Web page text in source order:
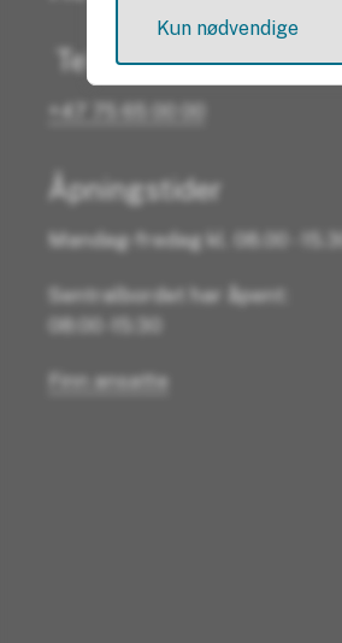
Telefon
+47 75 65 00 00
Åpningstider
Mandag-fredag kl. 08.00 - 15.30
Sentralbordet har åpent:
08:00 -15:30
Finn ansatte
Kun nødvendige